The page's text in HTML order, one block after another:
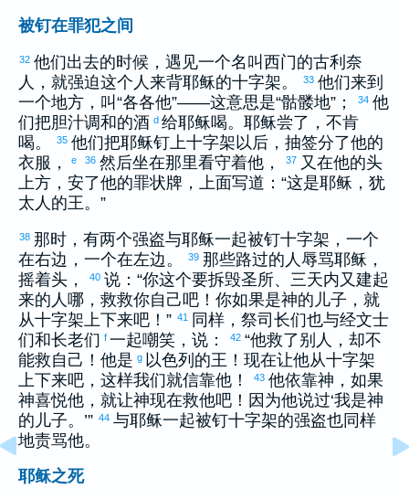
被钉在罪犯之间
32 他们出去的时候，遇见一个名叫 西门 的古利奈
人，就强迫这个人来背耶稣的十字架。
33 他们来到
一个地方，叫“各各他”——这意思是“骷髅地”； 34 他
们把胆汁调和的酒 d 给耶稣喝。耶稣尝了，不肯
喝。
35 他们把耶稣钉上十字架以后，抽签分了他的
衣服，
e 36 然后坐在那里看守着他， 37 又在他的头
上方，安了他的罪状牌，上面写道：“这是耶稣， 犹
太 人的王。”
38 那时，有两个强盗与耶稣一起被钉十字架，一个
在右边，一个在左边。
39 那些路过的人辱骂耶稣，
摇着头，
40 说：“你这个要拆毁圣所、三天内又建起
来的人哪，救救你自己吧！你如果是神的儿子，就
从十字架上下来吧！” 41
同样，祭司长们也与经文士
们和长老们 f 一起嘲笑，说： 42 “他救了别人，却不
能救自己！他是 g 以色列 的王！现在让他从十字架
上下来吧，这样我们就信靠他！
43 他依靠神，如果
神喜悦他，就让神现在救他吧！因为他说过‘我是神
的儿子。’” 44 与耶稣一起被钉十字架的强盗也同样
地责骂他。
耶稣之死